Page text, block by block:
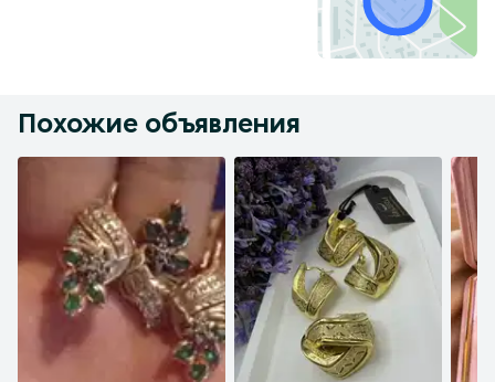
Похожие объявления